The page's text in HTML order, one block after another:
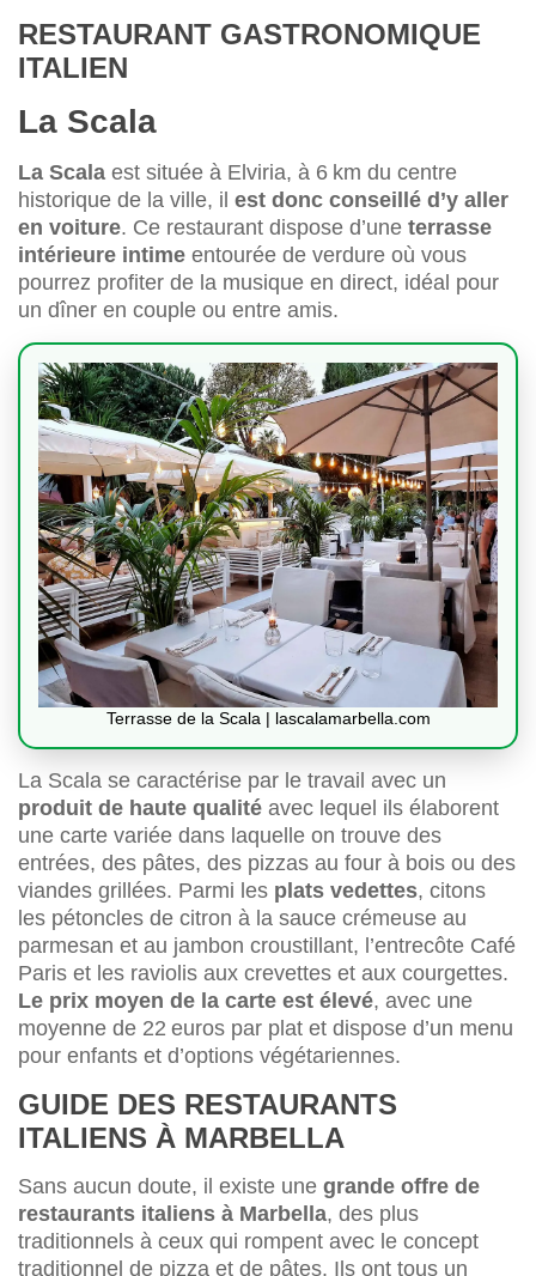
RESTAURANT GASTRONOMIQUE
ITALIEN
La Scala
La Scala est située à Elviria, à 6 km du centre
historique de la ville, il est donc conseillé d’y aller
en voiture. Ce restaurant dispose d’une terrasse
intérieure intime entourée de verdure où vous
pourrez profiter de la musique en direct, idéal pour
un dîner en couple ou entre amis.
Terrasse de la Scala | lascalamarbella.com
La Scala se caractérise par le travail avec un
produit de haute qualité avec lequel ils élaborent
une carte variée dans laquelle on trouve des
entrées, des pâtes, des pizzas au four à bois ou des
viandes grillées. Parmi les plats vedettes, citons
les pétoncles de citron à la sauce crémeuse au
parmesan et au jambon croustillant, l’entrecôte Café
Paris et les raviolis aux crevettes et aux courgettes.
Le prix moyen de la carte est élevé, avec une
moyenne de 22 euros par plat et dispose d’un menu
pour enfants et d’options végétariennes.
GUIDE DES RESTAURANTS
ITALIENS À MARBELLA
Sans aucun doute, il existe une grande offre de
restaurants italiens à Marbella, des plus
traditionnels à ceux qui rompent avec le concept
traditionnel de pizza et de pâtes. Ils ont tous un